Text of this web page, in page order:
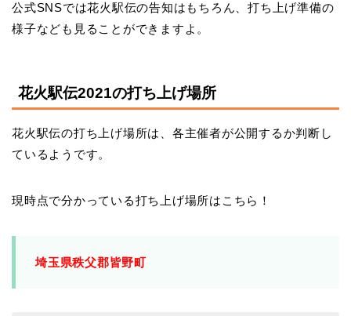
公式SNSでは花火駅伝の告知はもちろん、打ち上げ準備の
様子なども見ることができますよ。
花火駅伝2021の打ち上げ場所
花火駅伝の打ち上げ場所は、各主催者が公開するか判断し
ているようです。
現時点で分かっている打ち上げ場所はこちら！
埼玉県秩父郡皆野町